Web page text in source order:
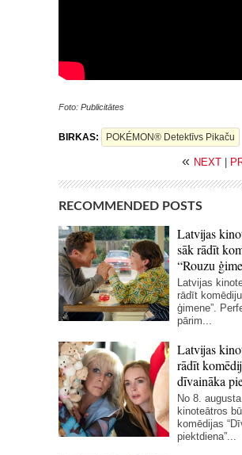
Foto: Publicitātes
BIRKAS: POKÉMON® Detektīvs Pikaču
« NEXT
RECOMMENDED POSTS
Latvijas
sāk rādīt
“Rouzu
Latvijas
rādīt
ģimene”.
pārim...
Latvijas
rādīt
dīvaināka
No 8.
kinoteātros
komēdijas
piektdiena”...